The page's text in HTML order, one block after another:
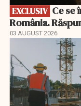
EXCLUSIV
România.
03 AUGUST 2026